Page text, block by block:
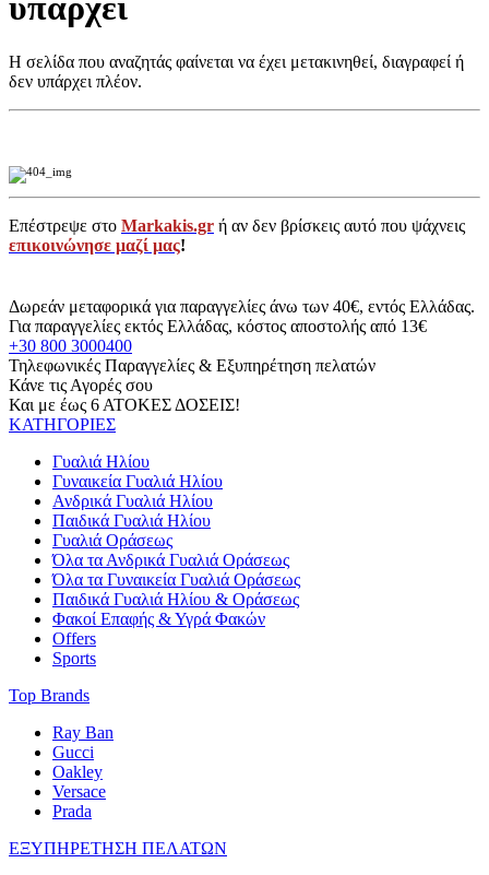
υπάρχει
Η σελίδα που αναζητάς φαίνεται να έχει μετακινηθεί, διαγραφεί ή
δεν υπάρχει πλέον.
Επέστρεψε στο Markakis.gr ή αν δεν βρίσκεις αυτό που ψάχνεις
επικοινώνησε μαζί μας!
Δωρεάν μεταφορικά για παραγγελίες άνω των 40€, εντός Ελλάδας.
Για παραγγελίες εκτός Ελλάδας, κόστος αποστολής από 13€
+30 800 3000400
Τηλεφωνικές Παραγγελίες & Εξυπηρέτηση πελατών
Κάνε τις Αγορές σου
Και με έως 6 ΑΤΟΚΕΣ ΔΟΣΕΙΣ!
ΚΑΤΗΓΟΡΙΕΣ
Γυαλιά Ηλίου
Γυναικεία Γυαλιά Ηλίου
Ανδρικά Γυαλιά Ηλίου
Παιδικά Γυαλιά Ηλίου
Γυαλιά Οράσεως
Όλα τα Ανδρικά Γυαλιά Οράσεως
Όλα τα Γυναικεία Γυαλιά Οράσεως
Παιδικά Γυαλιά Ηλίου & Οράσεως
Φακοί Επαφής & Υγρά Φακών
Offers
Sports
Top Brands
Ray Ban
Gucci
Oakley
Versace
Prada
ΕΞΥΠΗΡΕΤΗΣΗ ΠΕΛΑΤΩΝ